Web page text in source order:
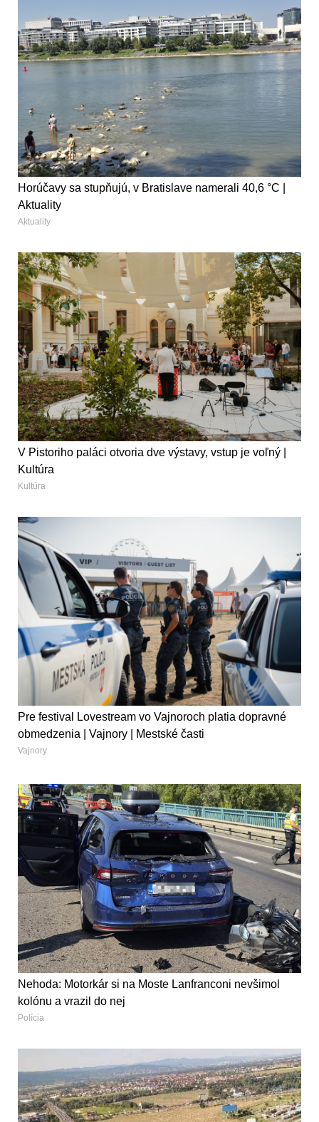
Horúčavy sa stupňujú, v Bratislave namerali 40,6 °C |
Aktuality
Aktuality
V Pistoriho paláci otvoria dve výstavy, vstup je voľný |
Kultúra
Kultúra
Pre festival Lovestream vo Vajnoroch platia dopravné
obmedzenia | Vajnory | Mestské časti
Vajnory
Nehoda: Motorkár si na Moste Lanfranconi nevšimol
kolónu a vrazil do nej
Polícia